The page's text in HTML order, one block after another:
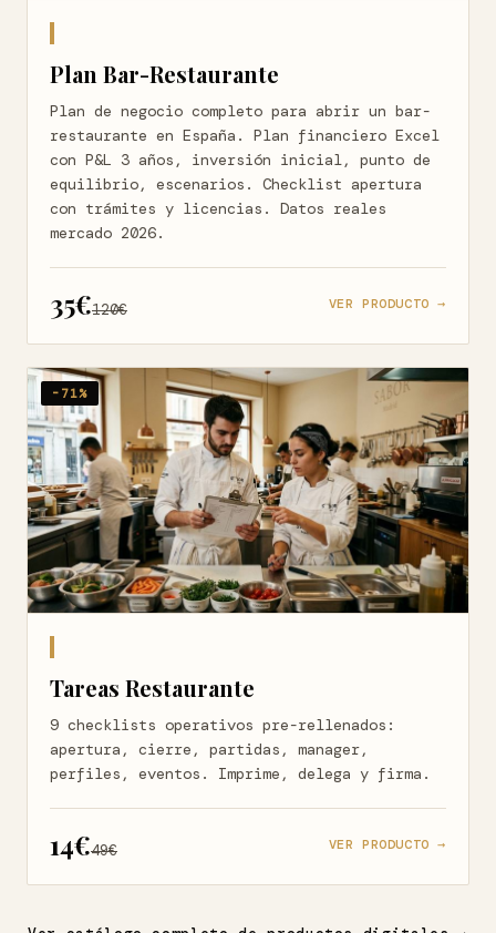
Plan Bar-Restaurante
Plan de negocio completo para abrir un bar-
restaurante en España. Plan financiero Excel
con P&L 3 años, inversión inicial, punto de
equilibrio, escenarios. Checklist apertura
con trámites y licencias. Datos reales
mercado 2026.
35€120€ VER PRODUCTO →
-71%
Tareas Restaurante
9 checklists operativos pre-rellenados:
apertura, cierre, partidas, manager,
perfiles, eventos. Imprime, delega y firma.
14€49€ VER PRODUCTO →